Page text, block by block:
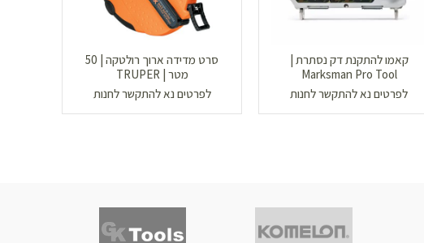
קאמו להתקנת דק נסתרת |
Marksman Pro Tool
לפרטים נא להתקשר לחנות
סרט מדידה ארוך רולטקה | 50
מטר | TRUPER
לפרטים נא להתקשר לחנות